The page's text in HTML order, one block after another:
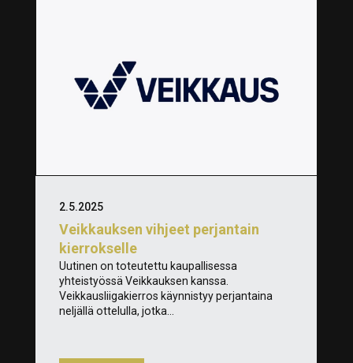
Veikkauksen vihjeet perjantain
kierrokselle
2.5.2025
Uutinen on toteutettu kaupallisessa
yhteistyössä Veikkauksen kanssa.
Veikkausliigakierros käynnistyy perjantaina
neljällä ottelulla, jotka...